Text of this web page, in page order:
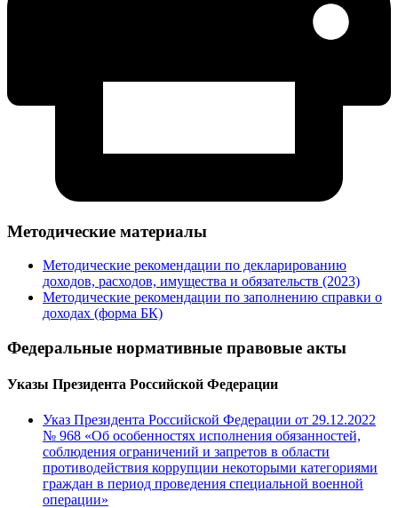
Методические материалы
Методические рекомендации по декларированию
доходов, расходов, имущества и обязательств (2023)
Методические рекомендации по заполнению справки о
доходах (форма БК)
Федеральные нормативные правовые акты
Указы Президента Российской Федерации
Указ Президента Российской Федерации от 29.12.2022
№ 968 «Об особенностях исполнения обязанностей,
соблюдения ограничений и запретов в области
противодействия коррупции некоторыми категориями
граждан в период проведения специальной военной
операции»